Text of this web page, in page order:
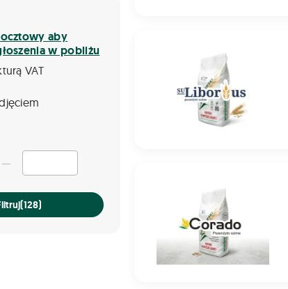
aby
w pobliżu
VAT
—
(128)